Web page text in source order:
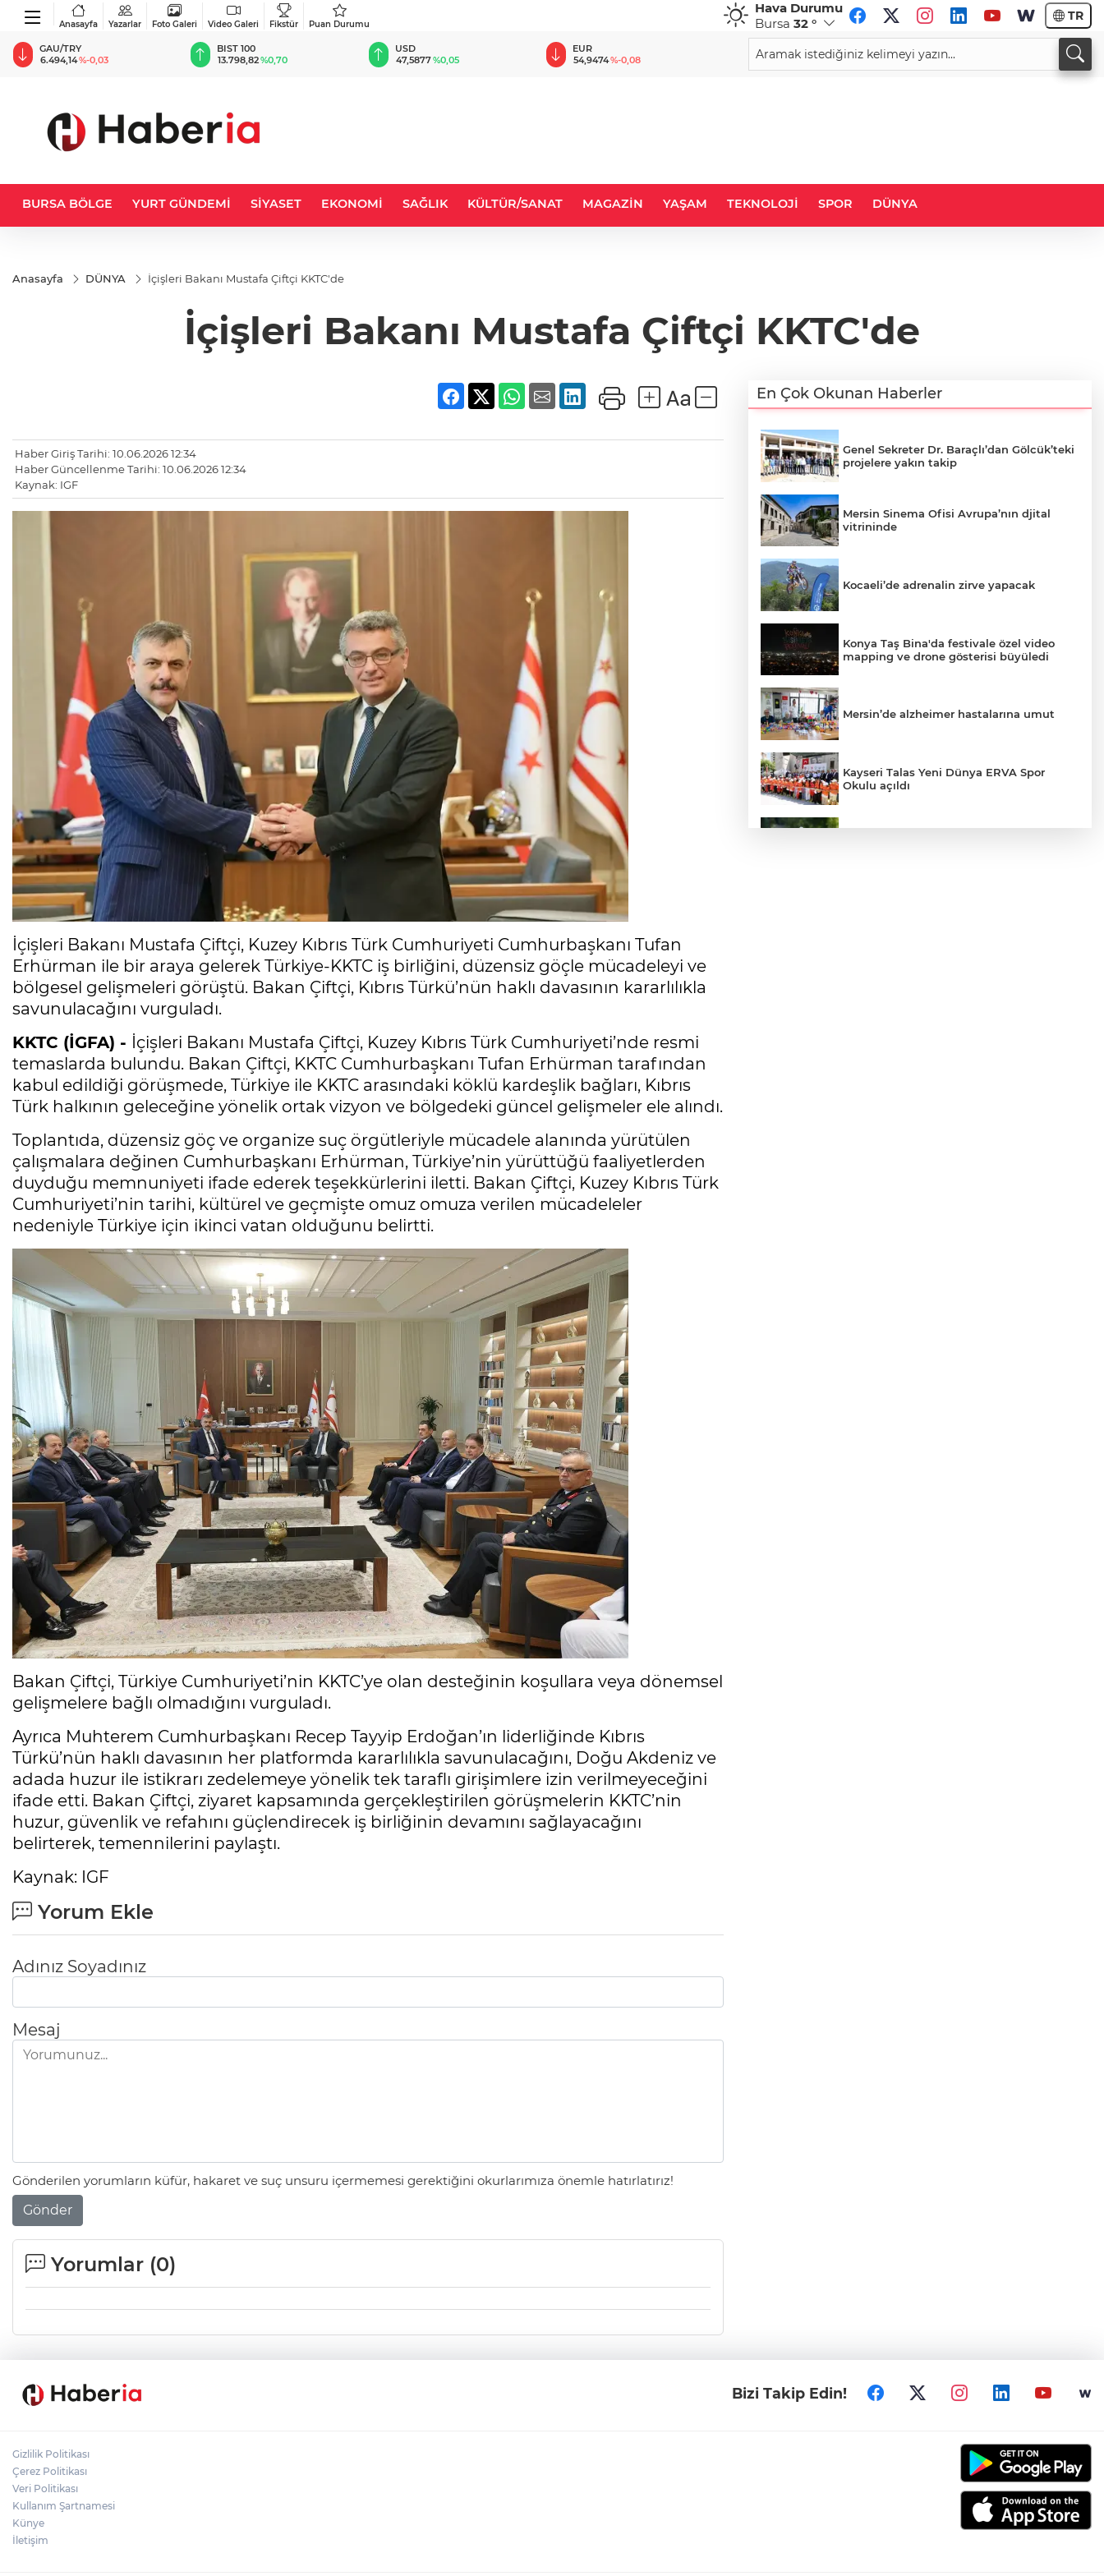
Anasayfa Yazarlar Foto Galeri Video Galeri Fikstür Puan Durumu
Hava Durumu
Bursa 32 ° TR
BIST 100
13.798,82%0,70
USD
47,5877%0,05
EUR
54,9474 %-0,08
GBP
64,1494%0,14
CHF
58,5767%-0,59
33,9500
BURSA BÖLGE YURT GÜNDEMİ SİYASET EKONOMİ SAĞLIK KÜLTÜR/SANAT MAGAZİN YAŞAM TEKNOLOJİ SPOR DÜNYA
Anasayfa DÜNYA İçişleri Bakanı Mustafa Çiftçi KKTC'de
İçişleri Bakanı Mustafa Çiftçi KKTC'de
Haber Giriş Tarihi: 10.06.2026 12:34
Haber Güncellenme Tarihi: 10.06.2026 12:34
Kaynak: IGF
İçişleri Bakanı Mustafa Çiftçi, Kuzey Kıbrıs Türk Cumhuriyeti Cumhurbaşkanı Tufan
Erhürman ile bir araya gelerek Türkiye-KKTC iş birliğini, düzensiz göçle mücadeleyi ve
bölgesel gelişmeleri görüştü. Bakan Çiftçi, Kıbrıs Türkü’nün haklı davasının kararlılıkla
savunulacağını vurguladı.
KKTC (İGFA) - İçişleri Bakanı Mustafa Çiftçi, Kuzey Kıbrıs Türk Cumhuriyeti’nde resmi
temaslarda bulundu. Bakan Çiftçi, KKTC Cumhurbaşkanı Tufan Erhürman tarafından
kabul edildiği görüşmede, Türkiye ile KKTC arasındaki köklü kardeşlik bağları, Kıbrıs
Türk halkının geleceğine yönelik ortak vizyon ve bölgedeki güncel gelişmeler ele alındı.
Toplantıda, düzensiz göç ve organize suç örgütleriyle mücadele alanında yürütülen
çalışmalara değinen Cumhurbaşkanı Erhürman, Türkiye’nin yürüttüğü faaliyetlerden
duyduğu memnuniyeti ifade ederek teşekkürlerini iletti. Bakan Çiftçi, Kuzey Kıbrıs Türk
Cumhuriyeti’nin tarihi, kültürel ve geçmişte omuz omuza verilen mücadeleler
nedeniyle Türkiye için ikinci vatan olduğunu belirtti.
Bakan Çiftçi, Türkiye Cumhuriyeti’nin KKTC’ye olan desteğinin koşullara veya dönemsel
gelişmelere bağlı olmadığını vurguladı.
Ayrıca Muhterem Cumhurbaşkanı Recep Tayyip Erdoğan’ın liderliğinde Kıbrıs
Türkü’nün haklı davasının her platformda kararlılıkla savunulacağını, Doğu Akdeniz ve
adada huzur ile istikrarı zedelemeye yönelik tek taraflı girişimlere izin verilmeyeceğini
ifade etti. Bakan Çiftçi, ziyaret kapsamında gerçekleştirilen görüşmelerin KKTC’nin
huzur, güvenlik ve refahını güçlendirecek iş birliğinin devamını sağlayacağını
belirterek, temennilerini paylaştı.
Kaynak: IGF
Yorum Ekle
Adınız Soyadınız
Mesaj
Gönderilen yorumların küfür, hakaret ve suç unsuru içermemesi gerektiğini okurlarımıza önemle hatırlatırız!
Gönder
Yorumlar (0)
En Çok Okunan Haberler
Genel Sekreter Dr. Baraçlı’dan Gölcük’teki
projelere yakın takip
Mersin Sinema Ofisi Avrupa’nın djital
vitrininde
Kocaeli’de adrenalin zirve yapacak
Konya Taş Bina'da festivale özel video
mapping ve drone gösterisi büyüledi
Mersin’de alzheimer hastalarına umut
Kayseri Talas Yeni Dünya ERVA Spor
Okulu açıldı
Bizi Takip Edin!
Gizlilik Politikası
Çerez Politikası
Veri Politikası
Kullanım Şartnamesi
Künye
İletişim